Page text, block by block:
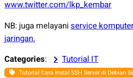
www.twitter.com/lkp_kembar
NB: juga melayani service
jaringan.
Categories: Tutorial IT
Tutorial Cara Instal SSH Server di Debian